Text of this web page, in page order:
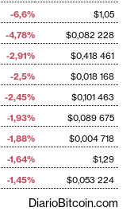
-6,6%
$1,05
-4,78%
$0,082 228
-2,91%
$0,418 461
-2,5%
$0,018 168
-2,45%
$0,101 463
-1,93%
$0,089 675
-1,88%
$0,004 718
-1,64%
$1,29
-1,45% $0,053 224
DiarioBitcoin.com